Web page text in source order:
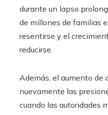
durante un lapso
de millones de familias
resentirse y el
reducirse.
Además, el aumento de
nuevamente las
cuando las autoridades